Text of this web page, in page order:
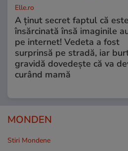
Elle.ro
A ținut secret faptul că este
însărcinată însă imaginile
pe internet! Vedeta a fost
surprinsă pe stradă, iar
gravidă dovedește că va
curând mamă
MONDEN
Stiri Mondene